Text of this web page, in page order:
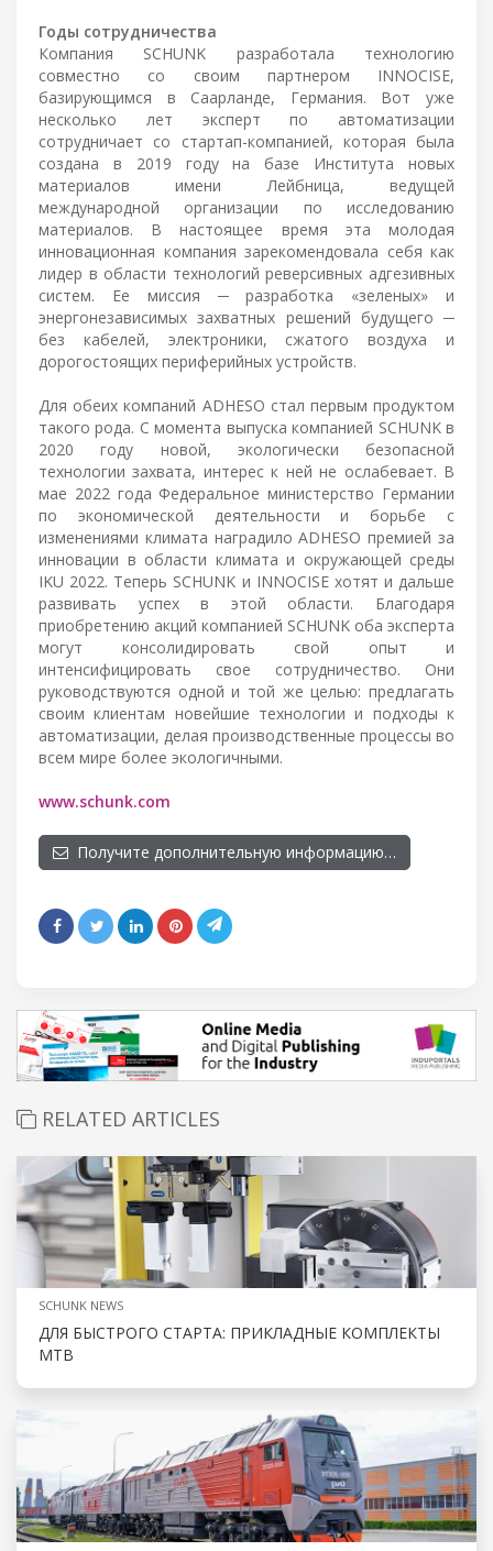
Годы сотрудничества
Компания SCHUNK разработала технологию
совместно со своим партнером INNOCISE,
базирующимся в Саарланде, Германия. Вот уже
несколько лет эксперт по автоматизации
сотрудничает со стартап-компанией, которая была
создана в 2019 году на базе Института новых
материалов имени Лейбница, ведущей
международной организации по исследованию
материалов. В настоящее время эта молодая
инновационная компания зарекомендовала себя как
лидер в области технологий реверсивных адгезивных
систем. Ее миссия ─ разработка «зеленых» и
энергонезависимых захватных решений будущего ─
без кабелей, электроники, сжатого воздуха и
дорогостоящих периферийных устройств.
Для обеих компаний ADHESO стал первым продуктом
такого рода. С момента выпуска компанией SCHUNK в
2020 году новой, экологически безопасной
технологии захвата, интерес к ней не ослабевает. В
мае 2022 года Федеральное министерство Германии
по экономической деятельности и борьбе с
изменениями климата наградило ADHESO премией за
инновации в области климата и окружающей среды
IKU 2022. Теперь SCHUNK и INNOCISE хотят и дальше
развивать успех в этой области. Благодаря
приобретению акций компанией SCHUNK оба эксперта
могут консолидировать свой опыт и
интенсифицировать свое сотрудничество. Они
руководствуются одной и той же целью: предлагать
своим клиентам новейшие технологии и подходы к
автоматизации, делая производственные процессы во
всем мире более экологичными.
www.schunk.com
Получите дополнительную информацию…
RELATED ARTICLES
SCHUNK NEWS
ДЛЯ БЫСТРОГО СТАРТА: ПРИКЛАДНЫЕ КОМПЛЕКТЫ
MTB